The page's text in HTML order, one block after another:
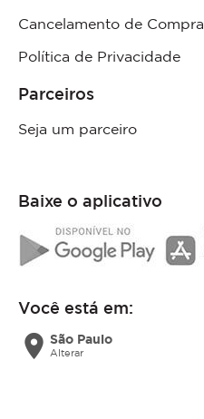
Cancelamento de Compra
Política de Privacidade
Parceiros
Seja um parceiro
Baixe o aplicativo
Você está em:
location_on São Paulo
Alterar